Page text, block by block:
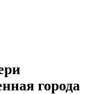
города